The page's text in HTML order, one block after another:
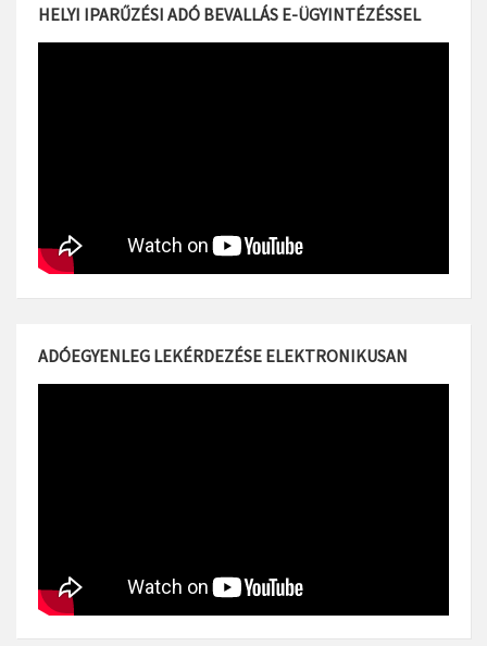
HELYI IPARŰZÉSI ADÓ BEVALLÁS E-ÜGYINTÉZÉSSEL
ADÓEGYENLEG LEKÉRDEZÉSE ELEKTRONIKUSAN